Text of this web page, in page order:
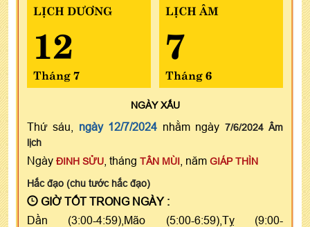
LỊCH DƯƠNG
12
Tháng 7
LỊCH ÂM
7
Tháng 6
NGÀYXẤU
Thứ sáu, ngày 12/7/2024 nhằm ngày 7/6/2024 Âm
lịch
Ngày ĐINH SỬU , tháng TÂN MÙI , năm GIÁP THÌN
Hắc đạo (chu tước hắc đạo)
GIỜ TỐT TRONG NGÀY :
Dần (3:00-4:59),Mão (5:00-6:59),Tỵ (9:00-